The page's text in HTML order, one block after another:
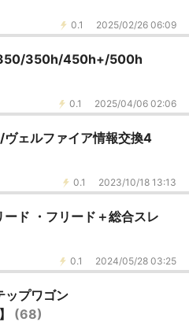
0.1 2025/02/26 06:09
350h/450h+/500h
0.1 2025/04/06 02:06
/ヴェルファイア情報交換4
0.1 2023/10/18 13:13
ード ・フリード＋総合スレ
0.1 2024/05/28 03:25
ップワゴン
(68)